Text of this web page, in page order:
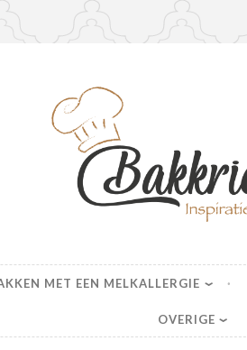
MET EEN MELKALLERGIE
OVERIGE